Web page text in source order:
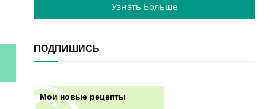
Узнать Больше
ПОДПИШИСЬ
Мои новые рецепты